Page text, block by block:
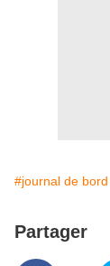
#journal de bord
Partager